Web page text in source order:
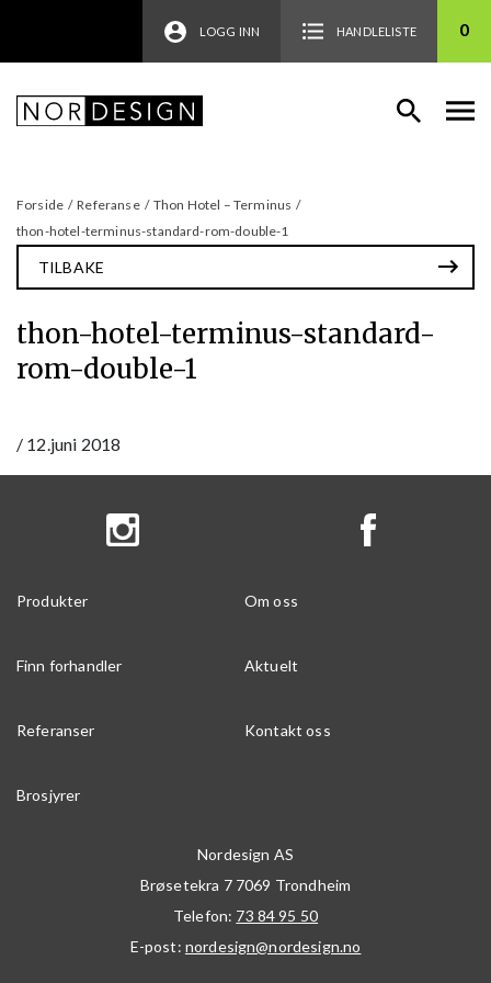
LOGG INN HANDLELISTE 0
Forside / Referanse / Thon Hotel – Terminus /
thon-hotel-terminus-standard-rom-double-1
TILBAKE
thon-hotel-terminus-standard-
rom-double-1
/ 12.juni 2018
Produkter Om oss
Finn forhandler Aktuelt
Referanser Kontakt oss
Brosjyrer
Nordesign AS
Brøsetekra 7 7069 Trondheim
Telefon: 73 84 95 50
E-post: nordesign@nordesign.no